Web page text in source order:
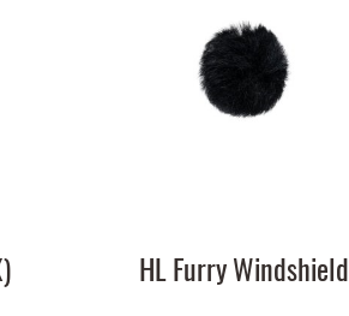
HL Furry Windshield